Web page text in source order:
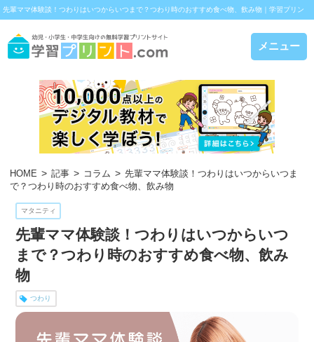
先輩ママ体験談！つわりはいつからいつまで？つわり時のおすすめ食べ物、飲み物｜学習プリン
メニュー
HOME 記事 コラム
先輩ママ体験談！つわりはいつからいつま
で？つわり時のおすすめ食べ物、飲み物
マタニティ
先輩ママ体験談！つわりはいつからいつ
まで？つわり時のおすすめ食べ物、飲み
物
つわり